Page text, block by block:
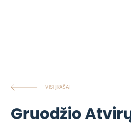
VISI ĮRAŠAI
Gruodžio